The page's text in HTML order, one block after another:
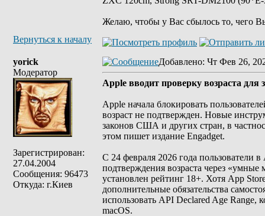
Желаю, чтобы у Вас сбылось то, чего
Вернуться к началу
yorick
Модератор
Зарегистрирован:
27.04.2004
Сообщения: 96473
Откуда: г.Киев
Добавлено: Чт Фев 26,
Аpple вводит проверку возраста
Apple начала блокировать
возраст не подтвержден. Новые
законов США и других стран, в
этом пишет издание Engadget.
С 24 февраля 2026 года пользователи
подтверждения возраста через
установлен рейтинг 18+. Хотя App
дополнительные обязательства
использовать API Declared Age Range,
macOS.